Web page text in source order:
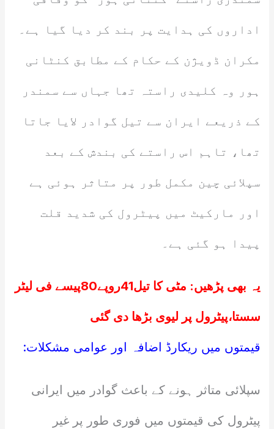
اداروں کی ہدایت پر بند کر دیا گیا ہے۔
مکران ڈویژن کے حکام کے مطابق کنٹانی
ہور وہ کلیدی راستہ تھا جہاں سے سمندر
کے ذریعے ایران سے تیل گوادر لایا جاتا
تھا، تاہم اس راستے کی بندش کے بعد
سپلائی چین مکمل طور پر متاثر ہوئی ہے
اور مارکیٹ میں پیٹرول کی شدید قلت
پیدا ہو گئی ہے۔
یہ بھی پڑھیں: مٹی کا تیل41روپے80پیسے فی لیٹر
سستا،پیٹرول پر لیوی بڑھا دی گئی
قیمتوں میں ریکارڈ اضافہ اور عوامی مشکلات:
سپلائی متاثر ہونے کے باعث گوادر میں ایرانی
پیٹرول کی قیمتوں میں فوری طور پر غیر